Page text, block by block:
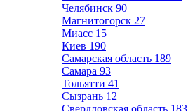
Челябинск 90
Магнитогорск 27
Миасс 15
Киев 190
Самарская область 189
Самара 93
Тольятти 41
Сызрань 12
Свердловская область 183